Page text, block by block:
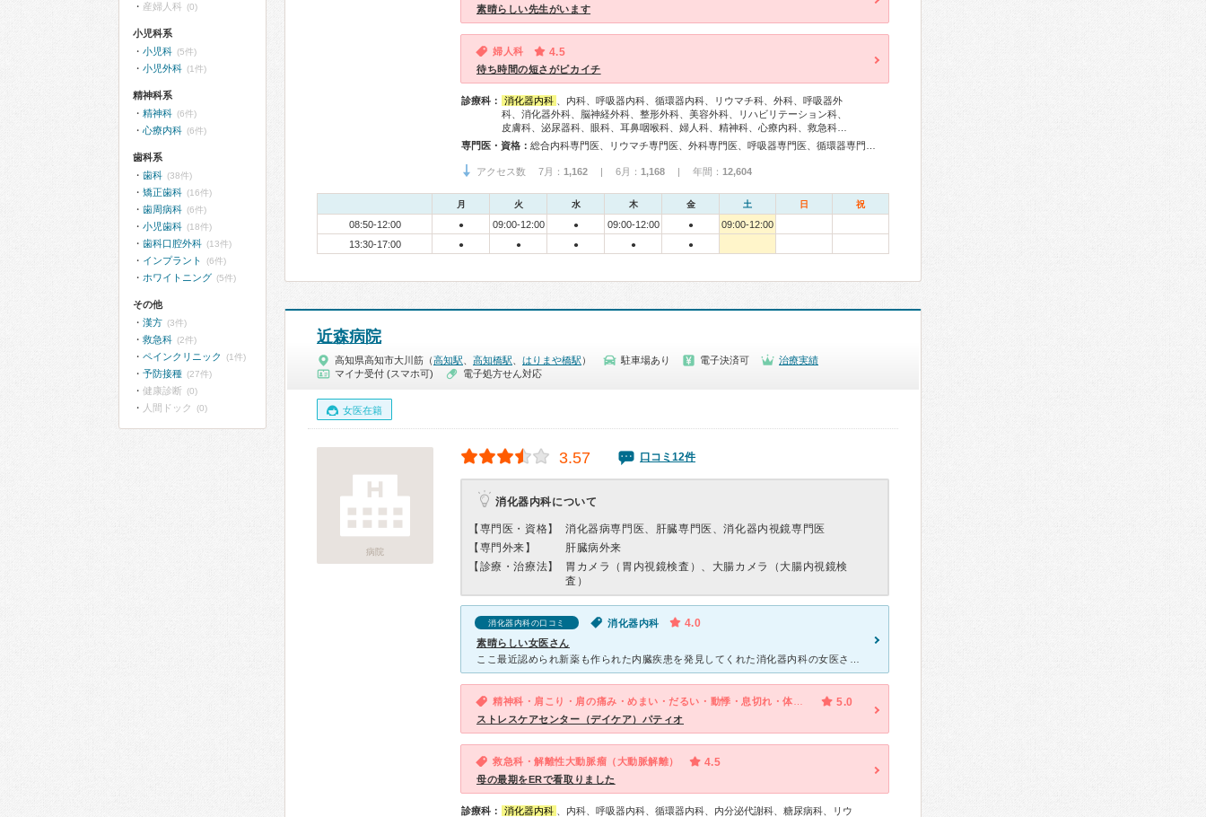
素晴らしい先生がいます
婦人科 4.5
待ち時間の短さがピカイチ
診療科： 消化器内科
、内科、呼吸器内科、循環器内科、リウマチ科、外科、呼吸器外
科、消化器外科、脳神経外科、整形外科、美容外科、リハビリテーション科、
皮膚科、泌尿器科、眼科、耳鼻咽喉科、婦人科、精神科、心療内科、救急科…
専門医・資格：
アクセス数 7月： 1,162 | 6月： 1,168 | 年間： 12,604
月 火 水 木 金 土 日 祝
08:50-12:00 ● 09:00-12:00 ● 09:00-12:00 ●
09:00-12:00
13:30-17:00
● ● ● ● ●
近森病院
高知県高知市大川筋（高知駅 高知橋駅 はりまや橋駅 ） 駐車場あり 電子決済可
治療実績
マイナ受付 (スマホ可)
電子処方せん対応
女医在籍
病院
3.57 口コミ12件
消化器内科について
【専門医・資格】
消化器病専門医、肝臓専門医、消化器内視鏡専門医
【専門外来】
肝臓病外来
【診療・治療法】
胃カメラ（胃内視鏡検査）、大腸カメラ（大腸内視鏡検
査）
消化器内科の口コミ 消化器内科 4.0
素晴らしい女医さん
5.0
ストレスケアセンター（デイケア）パティオ
救急科・解離性大動脈瘤（大動脈解離） 4.5
母の最期をERで看取りました
診療科： 消化器内科
、内科、呼吸器内科、循環器内科、内分泌代謝科、糖尿病科、リウ
産婦人科 (0)
小児科系
小児科 (5件)
小児外科 (1件)
精神科系
精神科 (6件)
心療内科 (6件)
歯科系
歯科 (38件)
矯正歯科 (16件)
歯周病科 (6件)
小児歯科 (18件)
歯科口腔外科 (13件)
インプラント (6件)
ホワイトニング (5件)
その他
漢方 (3件)
救急科 (2件)
ペインクリニック (1件)
予防接種 (27件)
健康診断 (0)
人間ドック (0)